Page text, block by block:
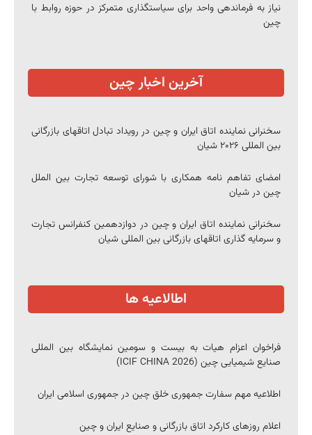
نیاز به فرماندهی واحد برای سیاستگذاری متمرکز در حوزه روابط با
چین
آخرین اخبار چین
سخنرانی نماینده اتاق ایران و چین در رویداد تبادل اتاقهای بازرگانی
بین المللی ۲۰۲۶ شیان
امضای تفاهم نامه همکاری با شورای توسعه تجارت بین الملل
چین در شیان
سخنرانی نماینده اتاق ایران و چین در دوازدهمین کنفرانس تجارت
و سرمایه گذاری اتاقهای بازرگانی بین المللی شیان
اطالاعیه ها
فراخوان اعزام هیات به بیست و سومین نمایشگاه بین المللی
صنایع شیمیایی چین (ICIF CHINA 2026)
اطلاعیه مهم سفارت جمهوری خلق چین در جمهوری اسلامی ایران
اعلام روزهای کارکرد اتاق بازرگانی و صنایع ایران و چین